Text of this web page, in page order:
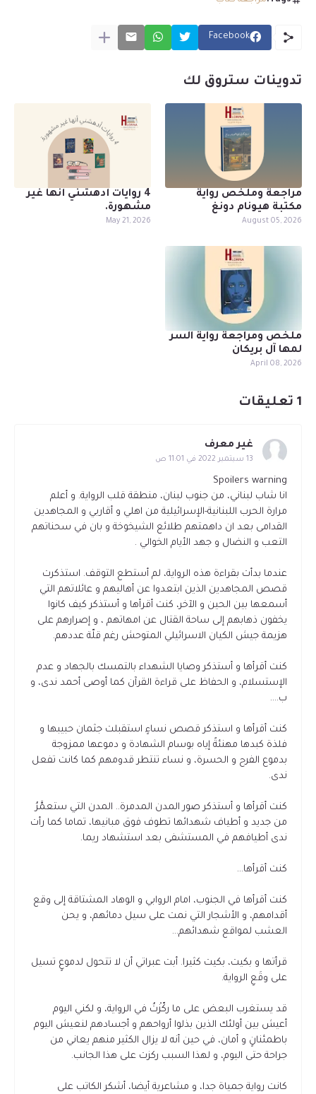
Facebook
تدوينات ستروق لك
مراجعة وملخص رواية
مكتبة هيونام دونغ
August 05, 2026
4 روايات أدهشني أنها غير
مشهورة.
May 21, 2026
ملخص ومراجعة رواية السر
لمها آل بريكان
April 08, 2026
1 تعليقات
غير معرف
13 سبتمبر 2022 في 11:01 ص
Spoilers warning
انا شاب لبناني، من جنوب لبنان، منطقة قلب الرواية. و أعلم
مرارة الحرب اللبنانية-الإسرائيلية من اهلي و أقاربي و المجاهدين
القدامى بعد ان داهمتهم طلائع الشيخوخة و بان في سحناتهم
التعب و النضال و جهد الأيام الخوالي .
عندما بدأت بقراءة هذه الرواية، لم أستطع التوقف. استذكرت
قصص المجاهدين الذين ابتعدوا عن أهاليهم و عائلاتهم التي
أسمعها بين الحين و الآخر، كنت أقرأها و أستذكر كيف كانوا
يخفون ذهابهم إلى ساحة القتال عن امهاتهم ، و إصرارهم على
هزيمة جيش الكيان الاسرائيلي المتوحش رغم قلّة عددهم.
كنت أقرأها و أستذكر وصايا الشهداء بالتمسك بالجهاد و عدم
الإستسلام، و الحفاظ على قراءة القرآن كما أوصى أحمد ندى، و
ب....
كنت أقرأها و استذكر قصص نساءٍ استقبلت جثمان حبيبها و
فلذة كبدها مهنئةً إياه بوسام الشهادة و دموعها ممزوجة
بدموع الفرح و الحسرة، و نساء تنتطر قدومهم كما كانت تفعل
ندى.
كنت أقرأها و أستذكر صور المدن المدمرة.. المدن التي ستعمَّرُ
من جديد و أطياف شهدائها تطوف فوق مبانيها، تماما كما رأت
ندى أطيافهم في المستشفى بعد استشهاد ريما.
كنت أقرأها...
كنت أقرأها في الجنوب، امام الروابي و الوهاد المشتاقة إلى وقع
أقدامهم، و الأشجار التي نمت على سيل دمائهم، و يحن
العشب لمواقع شهدائهم...
قرأتها و بكيت، بكيت كثيرا. أبت عبراتي أن لا تتحول لدموعٍ تسيل
على وقَعِ الرواية.
قد يستغرب البعض على ما ركّزْتُ في الرواية، و لكني اليوم
أعيش بين أولئك الذين بذلوا أرواحهم و أجسادهم لنعيش اليوم
باطمئنانٍ و أمان، في حين أنه لا يزال الكثير منهم يعاني من
جراحة حتى اليوم، و لهذا السبب ركزت على هذا الجانب.
كانت رواية جمياة جدا، و مشاعرية أيضا، أشكر الكاتب على